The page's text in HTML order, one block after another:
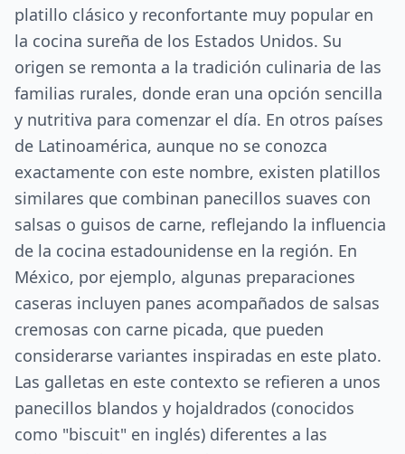
platillo clásico y reconfortante muy popular en
la cocina sureña de los Estados Unidos. Su
origen se remonta a la tradición culinaria de las
familias rurales, donde eran una opción sencilla
y nutritiva para comenzar el día. En otros países
de Latinoamérica, aunque no se conozca
exactamente con este nombre, existen platillos
similares que combinan panecillos suaves con
salsas o guisos de carne, reflejando la influencia
de la cocina estadounidense en la región. En
México, por ejemplo, algunas preparaciones
caseras incluyen panes acompañados de salsas
cremosas con carne picada, que pueden
considerarse variantes inspiradas en este plato.
Las galletas en este contexto se refieren a unos
panecillos blandos y hojaldrados (conocidos
como "biscuit" en inglés) diferentes a las